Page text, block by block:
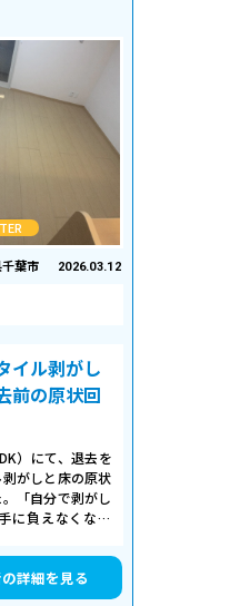
葉市 2026.03.12
イル剥がし
前の原状回
）にて、退去を
がしと床の原状
「自分で剥がし
に負えなくなっ
詳細を見る